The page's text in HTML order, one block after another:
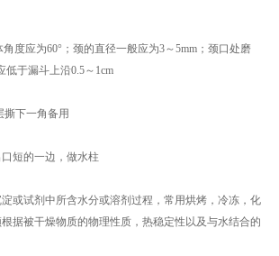
角度应为60°；颈的直径一般应为3～5mm；颈口处磨
低于漏斗上沿0.5～1cm
撕下一角备用
短的一边，做水柱
或试剂中所含水分或溶剂过程，常用烘烤，冷冻，化
据被干燥物质的物理性质，热稳定性以及与水结合的